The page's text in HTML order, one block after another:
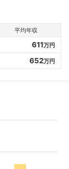
平均年収
611万円
652万円